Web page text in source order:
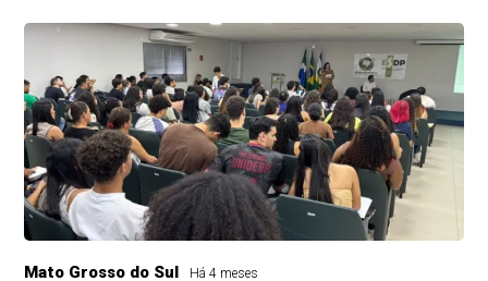
Mato Grosso do Sul Há 4 meses